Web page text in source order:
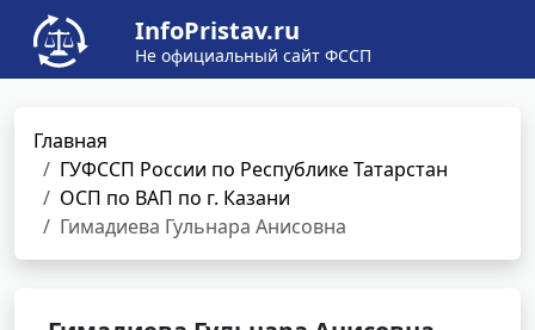
InfoPristav.ru
Не официальный сайт ФССП
Главная
ГУФССП России по Республике Татарстан
ОСП по ВАП по г. Казани
Гимадиева Гульнара Анисовна